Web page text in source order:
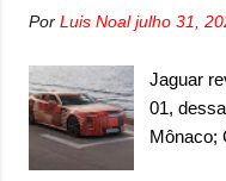
possuem
na parte
LED que
(2+2+2).
vendido
cinco
Por Luis Noal julho 31,
Jaguar
01,
Mônaco;